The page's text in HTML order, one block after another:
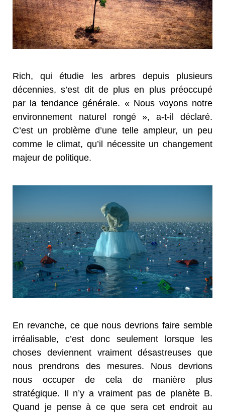
Rich, qui étudie les arbres depuis plusieurs
décennies, s’est dit de plus en plus préoccupé
par la tendance générale. « Nous voyons notre
environnement naturel rongé », a-t-il déclaré.
C’est un problème d’une telle ampleur, un peu
comme le climat, qu’il nécessite un changement
majeur de politique.
En revanche, ce que nous devrions faire semble
irréalisable, c’est donc seulement lorsque les
choses deviennent vraiment désastreuses que
nous prendrons des mesures. Nous devrions
nous occuper de cela de manière plus
stratégique. Il n’y a vraiment pas de planète B.
Quand je pense à ce que sera cet endroit au